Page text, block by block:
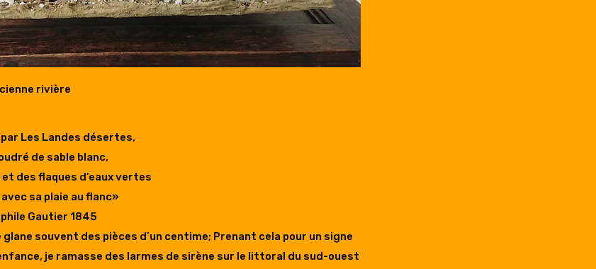
rivière
Les Landes désertes,
de sable blanc,
des flaques d’eaux vertes
sa plaie au flanc»
Gautier 1845
souvent des pièces d’un centime; Prenant cela pour un signe
je ramasse des larmes de sirène sur le littoral du sud-ouest